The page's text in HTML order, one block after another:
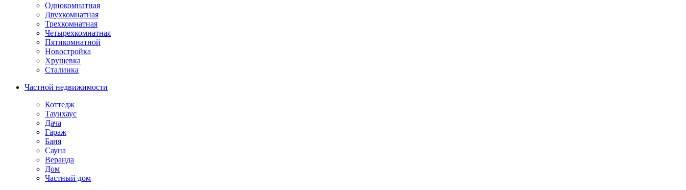
Однокомнатная
Двухкомнатная
Трехкомнатная
Четырехкомнатная
Пятикомнатной
Новостройка
Хрущевка
Сталинка
Частной недвижимости
Коттедж
Таунхаус
Дача
Гараж
Баня
Сауна
Веранда
Дом
Частный дом